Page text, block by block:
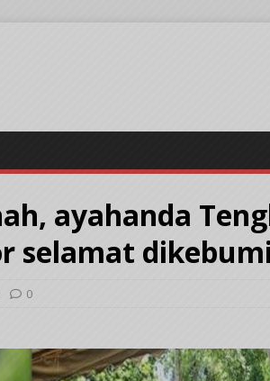
ayahanda
selamat dikebumi
0